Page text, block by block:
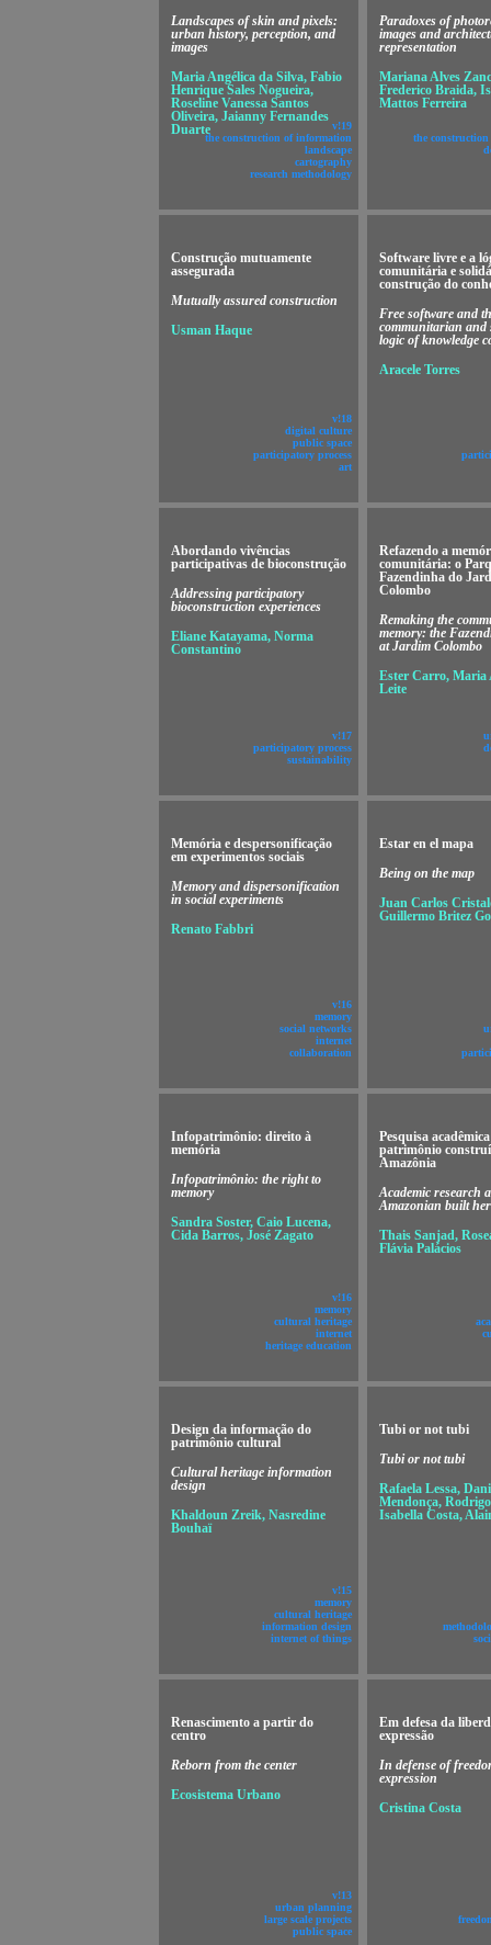
Landscapes of skin and pixels:
urban history, perception, and
images
Maria Angélica da Silva, Fabio
Henrique Sales Nogueira,
Roseline Vanessa Santos
Oliveira, Jaianny Fernandes
Duarte
v!19
the construction of information
landscape
cartography
research methodology
Paradoxes of
images and
representation
Mariana Alves
Frederico Braida,
Mattos Ferreira
the
Construção mutuamente
assegurada
Mutually assured construction
Usman Haque
v!18
digital culture
public space
participatory process
art
Software livre e a
comunitária e
construção do
Free software and
communitarian and
logic of knowledge
Aracele Torres
Abordando vivências
participativas de bioconstrução
Addressing participatory
bioconstruction experiences
Eliane Katayama, Norma
Constantino
v!17
participatory process
sustainability
Refazendo a
comunitária: o
Fazendinha do
Colombo
Remaking the
memory: the
at Jardim Colombo
Ester Carro, Maria
Leite
Memória e despersonificação
em experimentos sociais
Memory and dispersonification
in social experiments
Renato Fabbri
v!16
memory
social networks
internet
collaboration
Estar en el mapa
Being on the map
Juan Carlos
Guillermo Britez
Infopatrimônio: direito à
memória
Infopatrimônio: the right to
memory
Sandra Soster, Caio Lucena,
Cida Barros, José Zagato
v!16
memory
cultural heritage
internet
heritage education
Pesquisa acadêmica
patrimônio
Amazônia
Academic research
Amazonian built
Thais Sanjad,
Flávia Palácios
Design da informação do
patrimônio cultural
Cultural heritage information
design
Khaldoun Zreik, Nasredine
Bouhaï
v!15
memory
cultural heritage
information design
internet of things
Tubi or not tubi
Tubi or not tubi
Rafaela Lessa,
Mendonça,
Isabella Costa,
Renascimento a partir do
centro
Reborn from the center
Ecosistema Urbano
v!13
urban planning
large scale projects
public space
Em defesa da
expressão
In defense of
expression
Cristina Costa